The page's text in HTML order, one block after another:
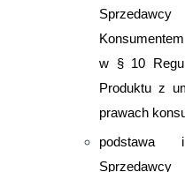
w § 10
Produktu z
prawach
podstawa